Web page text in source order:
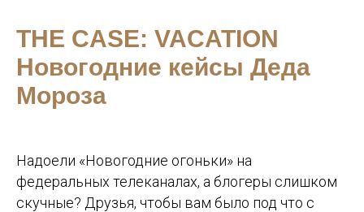
THE CASE: VACATION
Новогодние кейсы Деда
Мороза
Надоели «Новогодние огоньки» на
федеральных телеканалах, а блогеры слишком
скучные? Друзья, чтобы вам было под что с